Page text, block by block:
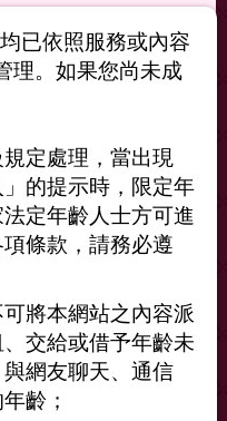
已依照服務或內容
理。如果您尚未成
定處理，當出現
」的提示時，限定年
定年齡人士方可進
條款，請務必遵
將本網站之內容派
交給或借予年齡未
網友聊天、通信
齡；